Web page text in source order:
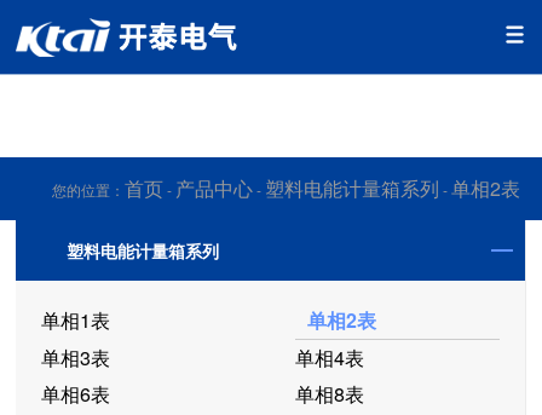
香蕉app视频免费下载,香蕉app污版下载,香蕉app污免费下载,香
蕉app官网下载网址黄
您的位置：首页- 产品中心- 塑料电能计量箱系列 -单相2表
塑料电能计量箱系列
单相1表
单相2表
单相3表
单相4表
单相6表
单相8表